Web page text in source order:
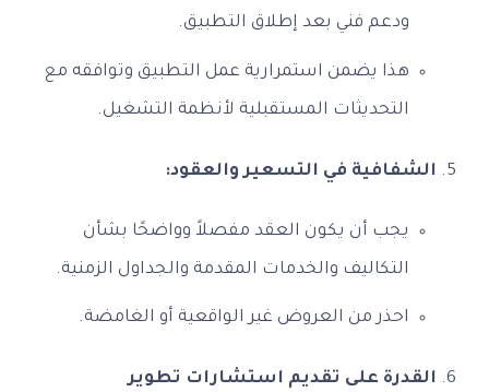
ودعم فني بعد إطلاق التطبيق.
هذا يضمن استمرارية عمل التطبيق وتوافقه مع
التحديثات المستقبلية لأنظمة التشغيل.
الشفافية في التسعير والعقود:
يجب أن يكون العقد مفصلاً وواضحًا بشأن
التكاليف والخدمات المقدمة والجداول الزمنية.
احذر من العروض غير الواقعية أو الغامضة.
القدرة على تقديم استشارات تطوير